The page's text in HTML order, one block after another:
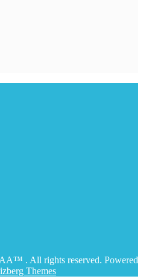
. All rights reserved. Powered
Themes